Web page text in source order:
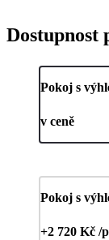
Dostupnost
Pokoj s
v ceně
Pokoj s
+2 720 Kč /